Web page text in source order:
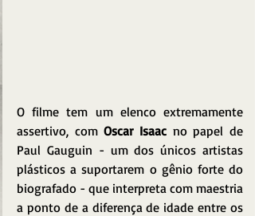
O filme tem um elenco extremamente
assertivo, com Oscar Isaac no papel de
Paul Gauguin - um dos únicos artistas
plásticos a suportarem o gênio forte do
biografado - que interpreta com maestria
a ponto de a diferença de idade entre os